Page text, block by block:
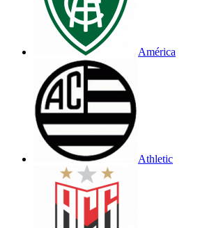
América
Athletic